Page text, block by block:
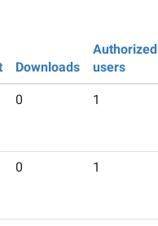
Downloads
Authorized
users
0 1
0 1